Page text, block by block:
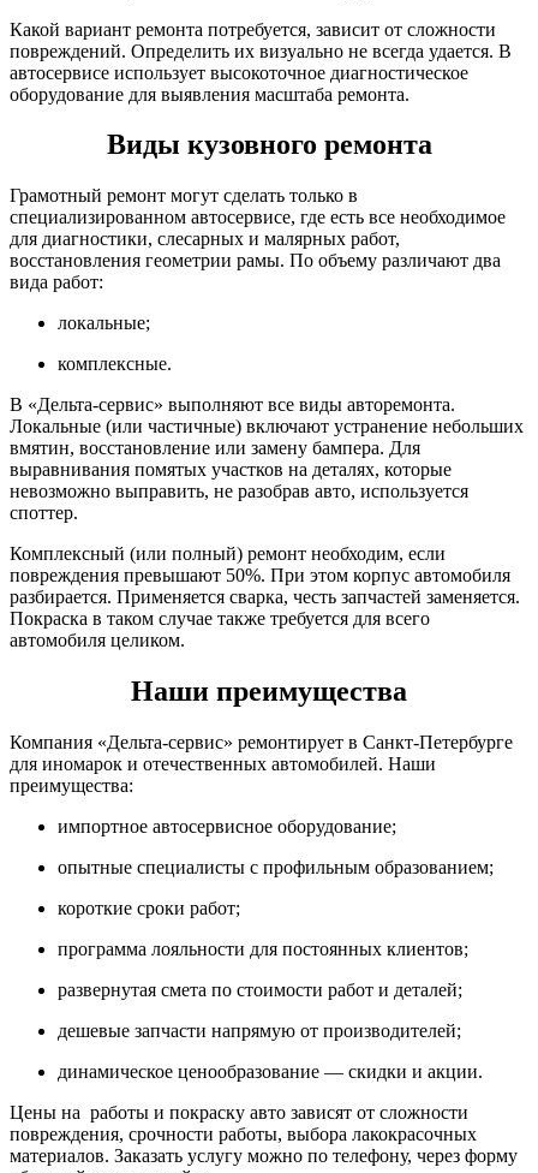
Какой вариант ремонта потребуется, зависит от сложности
повреждений. Определить их визуально не всегда удается. В
автосервисе использует высокоточное диагностическое
оборудование для выявления масштаба ремонта.
Виды кузовного ремонта
Грамотный ремонт могут сделать только в
специализированном автосервисе, где есть все необходимое
для диагностики, слесарных и малярных работ,
восстановления геометрии рамы. По объему различают два
вида работ:
локальные;
комплексные.
В «Дельта-сервис» выполняют все виды авторемонта.
Локальные (или частичные) включают устранение небольших
вмятин, восстановление или замену бампера. Для
выравнивания помятых участков на деталях, которые
невозможно выправить, не разобрав авто, используется
споттер.
Комплексный (или полный) ремонт необходим, если
повреждения превышают 50%. При этом корпус автомобиля
разбирается. Применяется сварка, честь запчастей заменяется.
Покраска в таком случае также требуется для всего
автомобиля целиком.
Наши преимущества
Компания «Дельта-сервис» ремонтирует в Санкт-Петербурге
для иномарок и отечественных автомобилей. Наши
преимущества:
импортное автосервисное оборудование;
опытные специалисты с профильным образованием;
короткие сроки работ;
программа лояльности для постоянных клиентов;
развернутая смета по стоимости работ и деталей;
дешевые запчасти напрямую от производителей;
динамическое ценообразование — скидки и акции.
Цены на работы и покраску авто зависят от сложности
повреждения, срочности работы, выбора лакокрасочных
материалов. Заказать услугу можно по телефону, через форму